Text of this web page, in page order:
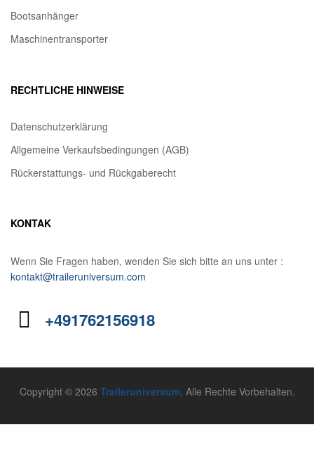
Bootsanhänger
Maschinentransporter
RECHTLICHE HINWEISE
Datenschutzerklärung
Allgemeine Verkaufsbedingungen (AGB)
Rückerstattungs- und Rückgaberecht
KONTAK
Wenn Sie Fragen haben, wenden Sie sich bitte an uns unter :
kontakt@traileruniversum.com
+491762156918
Copyright © 2026 Traileruniversum. Alle Rechte Vorbehalten.